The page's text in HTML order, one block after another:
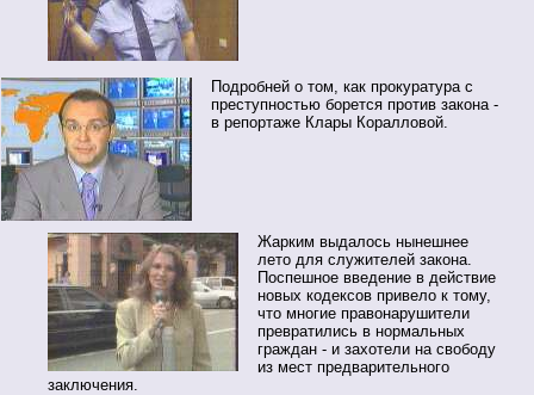
Подробней о том, как прокуратура с
преступностью борется против закона -
в репортаже Клары Коралловой.
Жарким выдалось нынешнее
лето для служителей закона.
Поспешное введение в действие
новых кодексов привело к тому,
что многие правонарушители
превратились в нормальных
граждан - и захотели на свободу
из мест предварительного
заключения.